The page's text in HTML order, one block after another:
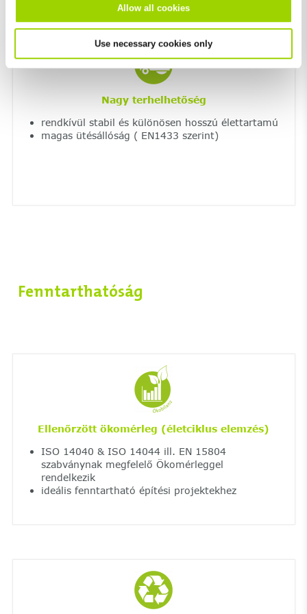
Allow all cookies
Use necessary cookies only
Nagy terhelhetőség
rendkívül stabil és különösen hosszú élettartamú
magas ütésállóság ( EN1433 szerint)
Fenntarthatóság
Ellenőrzött ökomérleg (életciklus elemzés)
ISO 14040 & ISO 14044 ill. EN 15804
szabványnak megfelelő Ökomérleggel
rendelkezik
ideális fenntartható építési projektekhez